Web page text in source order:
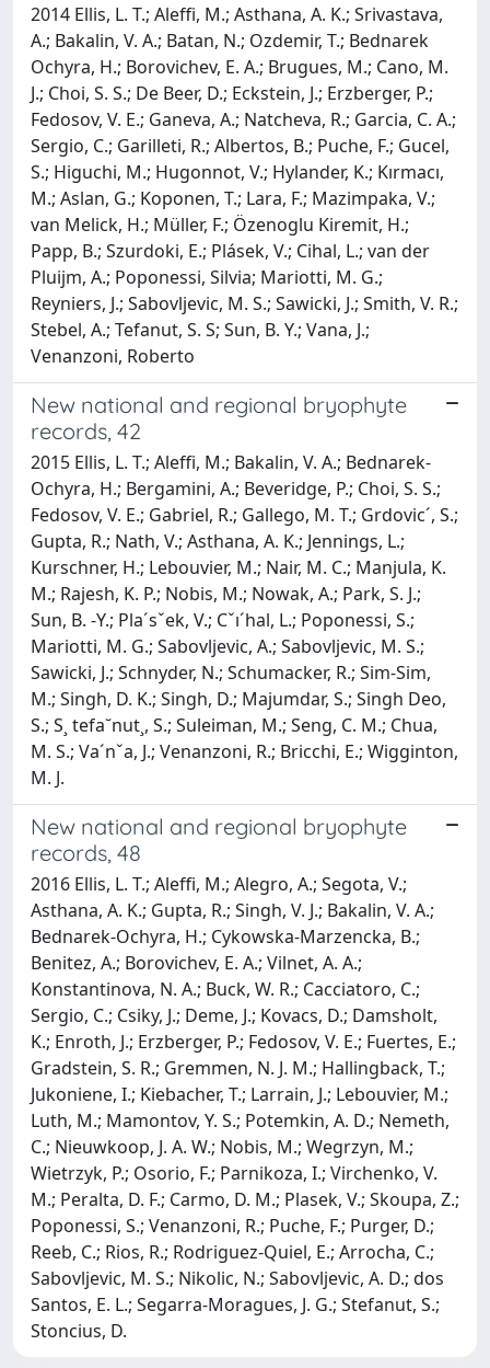
2014 Ellis, L. T.; Aleffi, M.; Asthana, A. K.; Srivastava,
A.; Bakalin, V. A.; Batan, N.; Ozdemir, T.; Bednarek
Ochyra, H.; Borovichev, E. A.; Brugues, M.; Cano, M.
J.; Choi, S. S.; De Beer, D.; Eckstein, J.; Erzberger, P.;
Fedosov, V. E.; Ganeva, A.; Natcheva, R.; Garcia, C. A.;
Sergio, C.; Garilleti, R.; Albertos, B.; Puche, F.; Gucel,
S.; Higuchi, M.; Hugonnot, V.; Hylander, K.; Kırmacı,
M.; Aslan, G.; Koponen, T.; Lara, F.; Mazimpaka, V.;
van Melick, H.; Müller, F.; Özenoglu Kiremit, H.;
Papp, B.; Szurdoki, E.; Plásek, V.; Cihal, L.; van der
Pluijm, A.; Poponessi, Silvia; Mariotti, M. G.;
Reyniers, J.; Sabovljevic, M. S.; Sawicki, J.; Smith, V. R.;
Stebel, A.; Tefanut, S. S; Sun, B. Y.; Vana, J.;
Venanzoni, Roberto
New national and regional bryophyte
records, 42
2015 Ellis, L. T.; Aleffi, M.; Bakalin, V. A.; Bednarek-
Ochyra, H.; Bergamini, A.; Beveridge, P.; Choi, S. S.;
Fedosov, V. E.; Gabriel, R.; Gallego, M. T.; Grdovic´, S.;
Gupta, R.; Nath, V.; Asthana, A. K.; Jennings, L.;
Kurschner, H.; Lebouvier, M.; Nair, M. C.; Manjula, K.
M.; Rajesh, K. P.; Nobis, M.; Nowak, A.; Park, S. J.;
Sun, B. -Y.; Pla´sˇek, V.; Cˇı´hal, L.; Poponessi, S.;
Mariotti, M. G.; Sabovljevic, A.; Sabovljevic, M. S.;
Sawicki, J.; Schnyder, N.; Schumacker, R.; Sim-Sim,
M.; Singh, D. K.; Singh, D.; Majumdar, S.; Singh Deo,
S.; S¸ tefa˘nut¸, S.; Suleiman, M.; Seng, C. M.; Chua,
M. S.; Va´nˇa, J.; Venanzoni, R.; Bricchi, E.; Wigginton,
M. J.
New national and regional bryophyte
records, 48
2016 Ellis, L. T.; Aleffi, M.; Alegro, A.; Segota, V.;
Asthana, A. K.; Gupta, R.; Singh, V. J.; Bakalin, V. A.;
Bednarek-Ochyra, H.; Cykowska-Marzencka, B.;
Benitez, A.; Borovichev, E. A.; Vilnet, A. A.;
Konstantinova, N. A.; Buck, W. R.; Cacciatoro, C.;
Sergio, C.; Csiky, J.; Deme, J.; Kovacs, D.; Damsholt,
K.; Enroth, J.; Erzberger, P.; Fedosov, V. E.; Fuertes, E.;
Gradstein, S. R.; Gremmen, N. J. M.; Hallingback, T.;
Jukoniene, I.; Kiebacher, T.; Larrain, J.; Lebouvier, M.;
Luth, M.; Mamontov, Y. S.; Potemkin, A. D.; Nemeth,
C.; Nieuwkoop, J. A. W.; Nobis, M.; Wegrzyn, M.;
Wietrzyk, P.; Osorio, F.; Parnikoza, I.; Virchenko, V.
M.; Peralta, D. F.; Carmo, D. M.; Plasek, V.; Skoupa, Z.;
Poponessi, S.; Venanzoni, R.; Puche, F.; Purger, D.;
Reeb, C.; Rios, R.; Rodriguez-Quiel, E.; Arrocha, C.;
Sabovljevic, M. S.; Nikolic, N.; Sabovljevic, A. D.; dos
Santos, E. L.; Segarra-Moragues, J. G.; Stefanut, S.;
Stoncius, D.